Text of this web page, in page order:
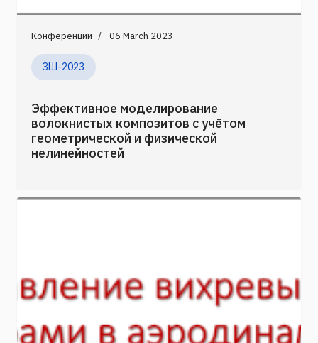
Конференции 06 March 2023
ЗШ-2023
Эффективное моделирование
волокнистых композитов с учётом
геометрической и физической
нелинейностей